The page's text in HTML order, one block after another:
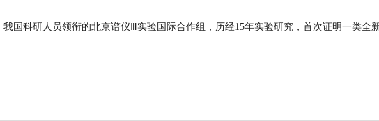
国科研人员领衔的北京谱仪Ⅲ实验国际合作组，历经15年实验研究，首次证明一类全